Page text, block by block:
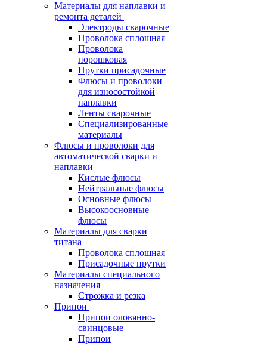
Материалы для наплавки и
ремонта деталей
Электроды сварочные
Проволока сплошная
Проволока
порошковая
Прутки присадочные
Флюсы и проволоки
для износостойкой
наплавки
Ленты сварочные
Специализированные
материалы
Флюсы и проволоки для
автоматической сварки и
наплавки
Кислые флюсы
Нейтральные флюсы
Основные флюсы
Высокоосновные
флюсы
Материалы для сварки
титана
Проволока сплошная
Присадочные прутки
Материалы специального
назначения
Строжка и резка
Припои
Припои оловянно-
свинцовые
Припои